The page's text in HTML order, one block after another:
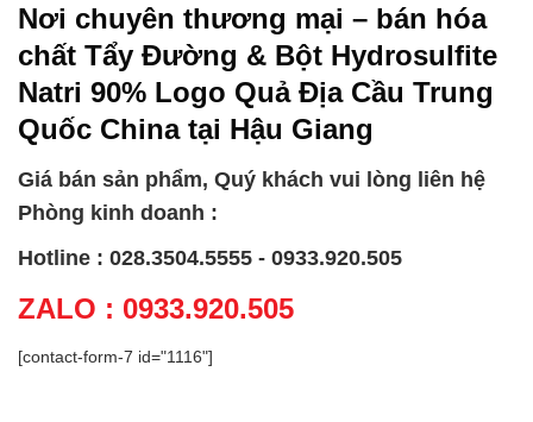
Nơi chuyên thương mại – bán hóa
chất Tẩy Đường & Bột Hydrosulfite
Natri 90% Logo Quả Địa Cầu Trung
Quốc China tại Hậu Giang
Giá bán sản phẩm, Quý khách vui lòng liên hệ
Phòng kinh doanh :
Hotline : 028.3504.5555 - 0933.920.505
ZALO : 0933.920.505
[contact-form-7 id="1116"]